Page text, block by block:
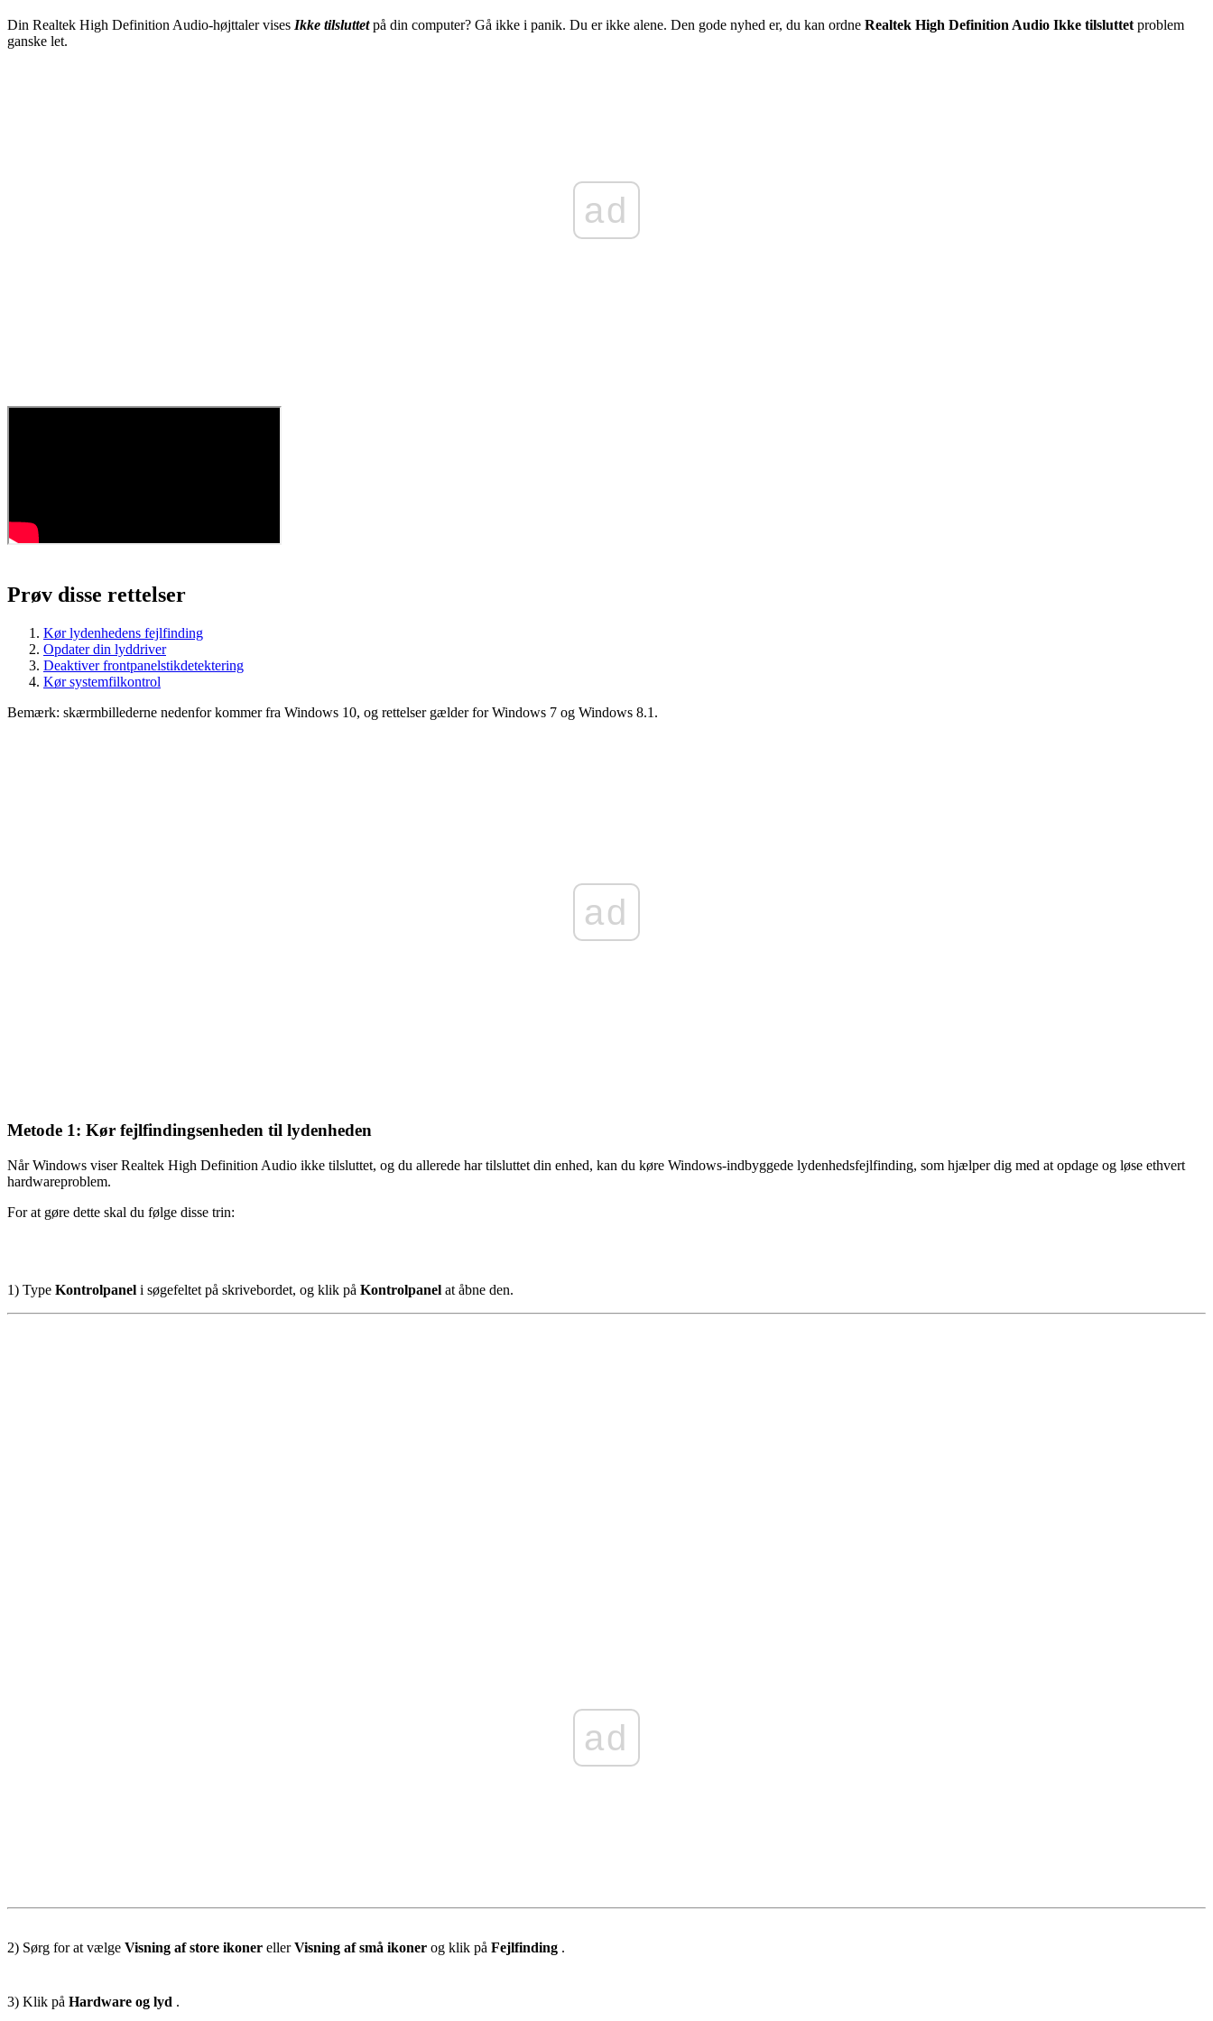
Din Realtek High Definition Audio-højttaler vises Ikke tilsluttet på din computer? Gå ikke i panik. Du er ikke alene. Den gode nyhed er, du kan ordne Realtek High Definition Audio Ikke tilsluttet problem
ganske let.
ad
Prøv disse rettelser
Kør lydenhedens fejlfinding
Opdater din lyddriver
Deaktiver frontpanelstikdetektering
Kør systemfilkontrol
Bemærk: skærmbillederne nedenfor kommer fra Windows 10, og rettelser gælder for Windows 7 og Windows 8.1.
ad
Metode 1: Kør fejlfindingsenheden til lydenheden
Når Windows viser Realtek High Definition Audio ikke tilsluttet, og du allerede har tilsluttet din enhed, kan du køre Windows-indbyggede lydenhedsfejlfinding, som hjælper dig med at opdage og løse ethvert
hardwareproblem.
For at gøre dette skal du følge disse trin:
1) Type Kontrolpanel i søgefeltet på skrivebordet, og klik på Kontrolpanel at åbne den.
ad
2) Sørg for at vælge Visning af store ikoner ellerVisning af små ikoner og klik på Fejlfinding .
3) Klik på Hardware og lyd .